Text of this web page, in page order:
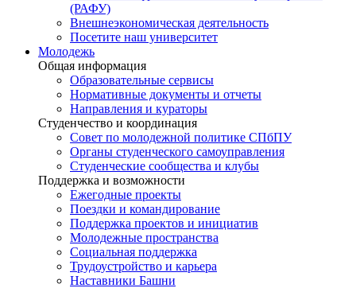
(РАФУ)
Внешнеэкономическая деятельность
Посетите наш университет
Молодежь
Общая информация
Образовательные сервисы
Нормативные документы и отчеты
Направления и кураторы
Студенчество и координация
Совет по молодежной политике СПбПУ
Органы студенческого самоуправления
Студенческие сообщества и клубы
Поддержка и возможности
Ежегодные проекты
Поездки и командирование
Поддержка проектов и инициатив
Молодежные пространства
Социальная поддержка
Трудоустройство и карьера
Наставники Башни